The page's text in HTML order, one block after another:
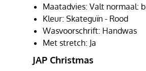
Maatadvies: Valt normaal:
Kleur: Skateguïn - Rood
Wasvoorschrift: Handwas
Met stretch: Ja
JAP Christmas